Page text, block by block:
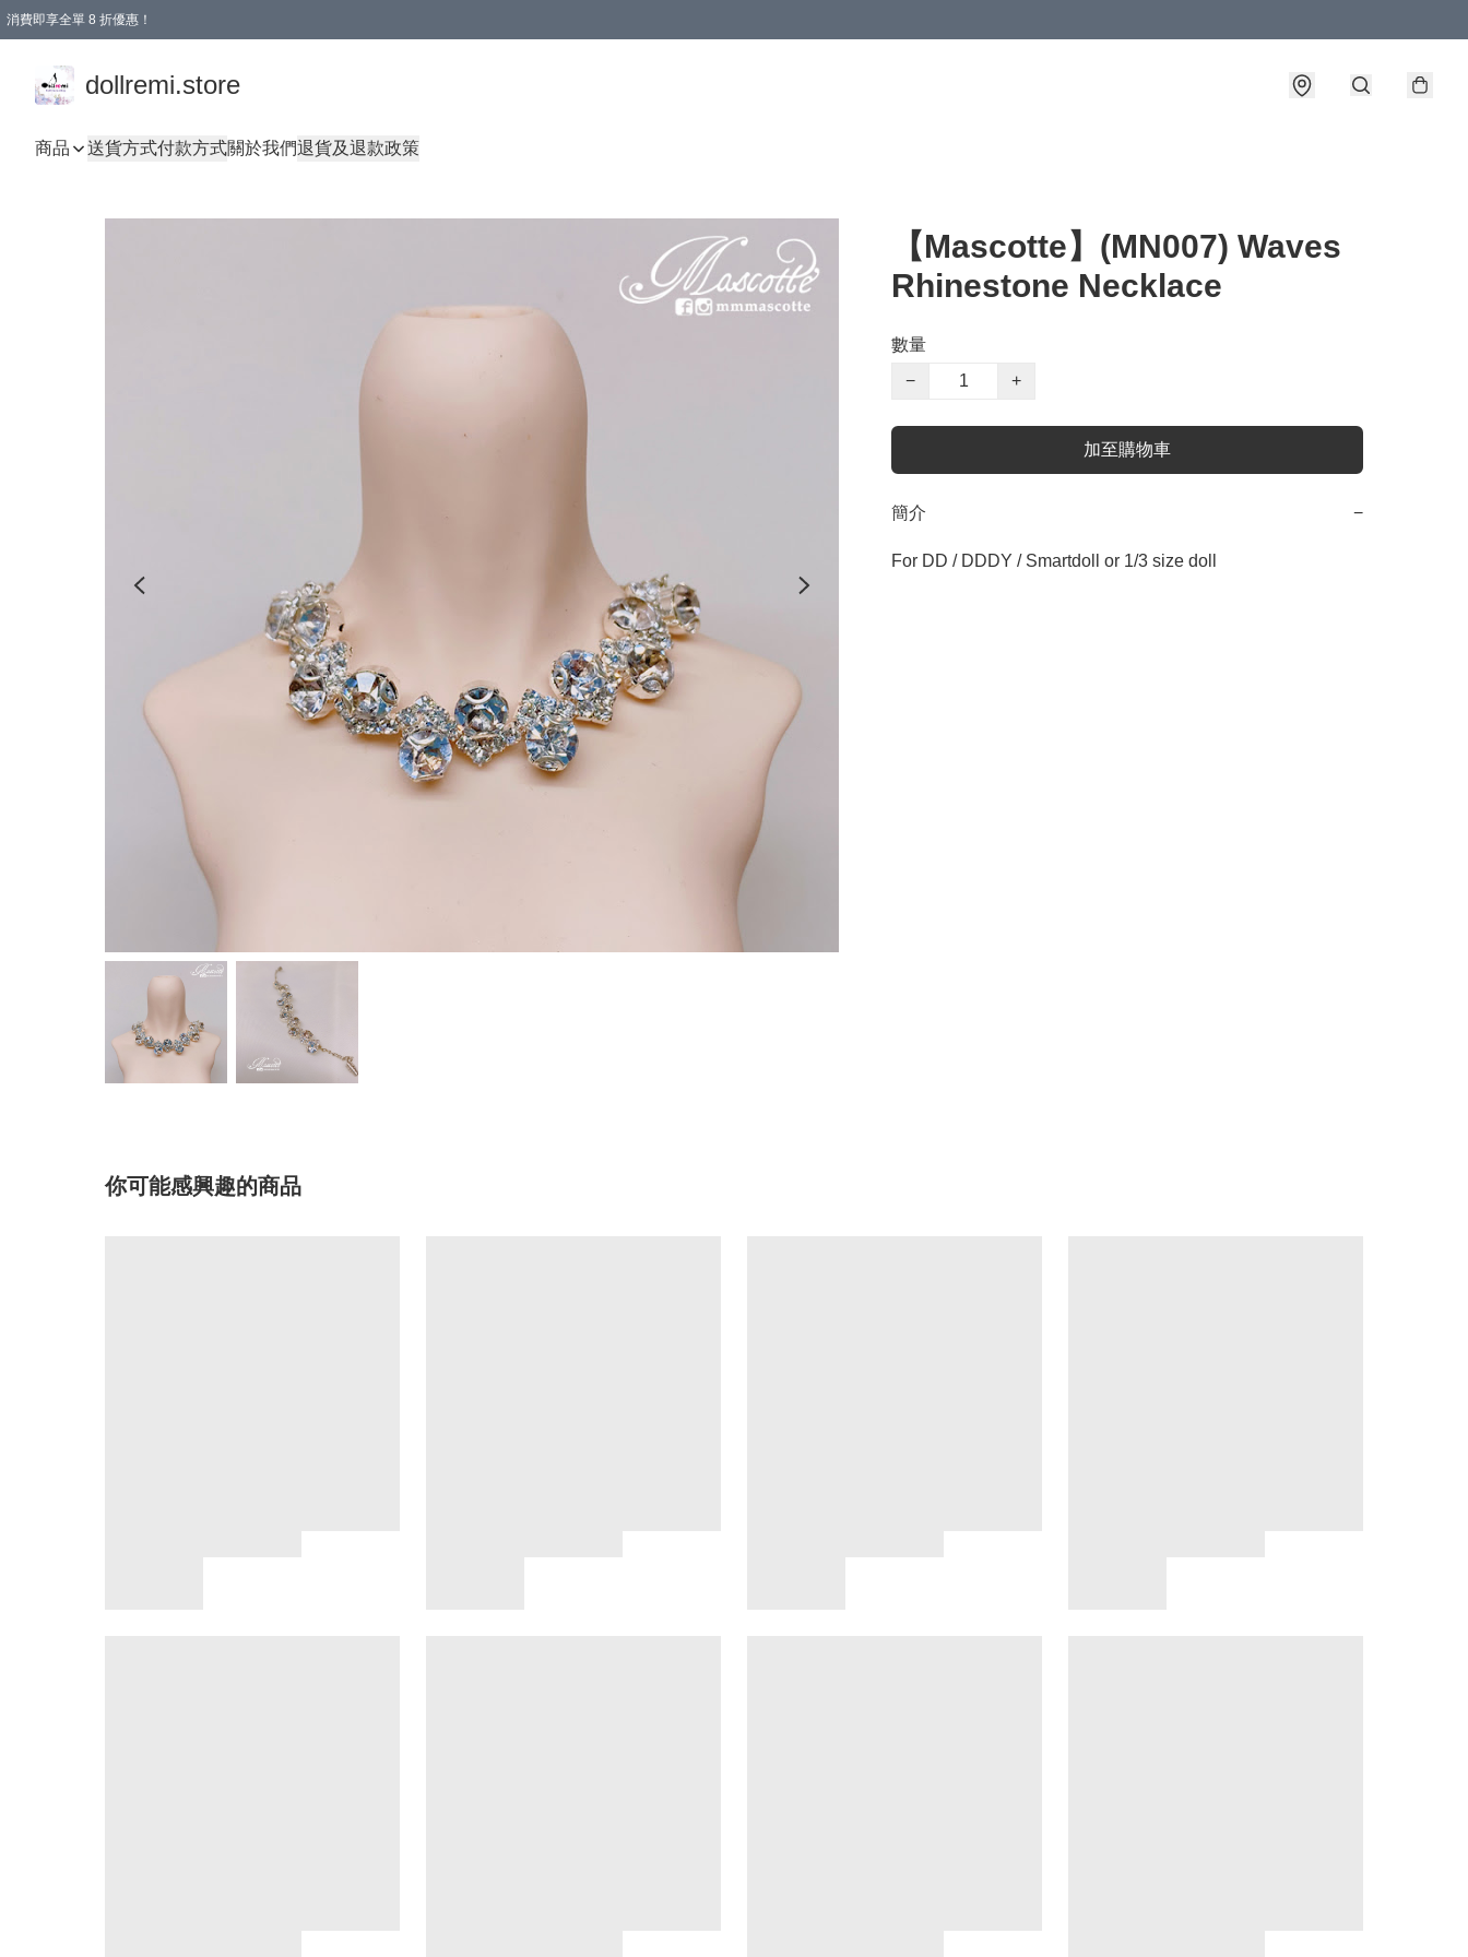
消費即享全單 8 折優惠！
dollremi.store
商品 送貨方式付款方式關於我們退貨及退款政策
【Mascotte】(MN007) Waves
Rhinestone Necklace
數量
−
+
加至購物車
簡介 −
For DD / DDDY / Smartdoll or 1/3 size doll
你可能感興趣的商品